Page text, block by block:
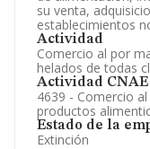
su venta,
establecimientos
Actividad
Comercio al por
helados de todas
Actividad CNAE
4639 - Comercio
productos
Estado de la
Extinción